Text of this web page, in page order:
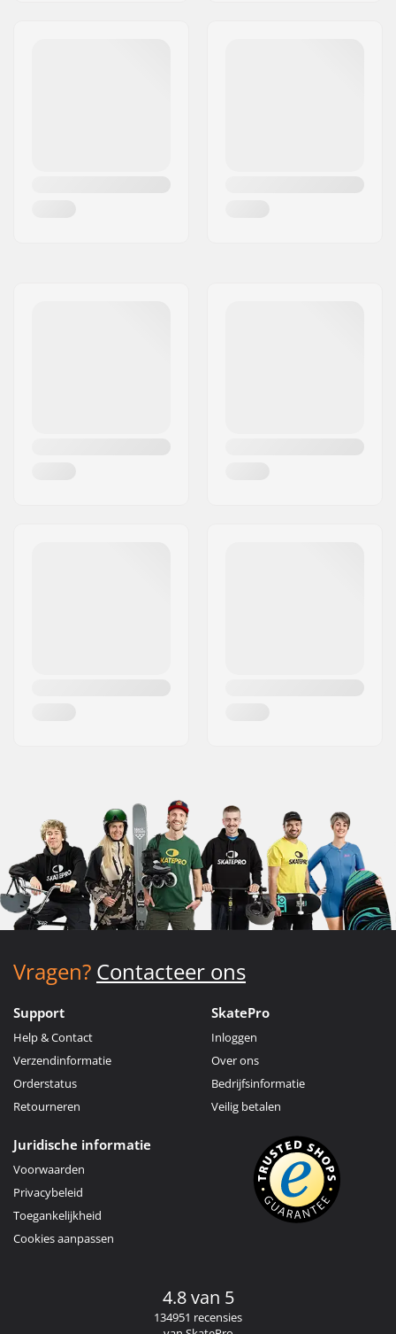
Vragen? Contacteer ons
Support
Help & Contact
Verzendinformatie
Orderstatus
Retourneren
SkatePro
Inloggen
Over ons
Bedrijfsinformatie
Veilig betalen
Juridische informatie
Voorwaarden
Privacybeleid
Toegankelijkheid
Cookies aanpassen
4.8 van 5
134951 recensies